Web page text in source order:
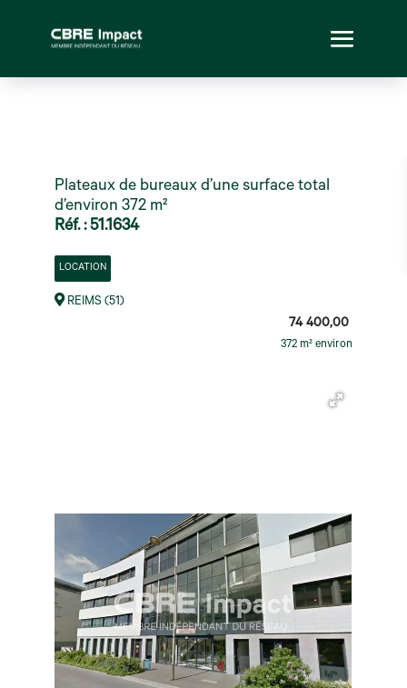
Plateaux de bureaux d’une surface total
d’environ 372 m²
Réf. : 51.1634
LOCATION
REIMS (51)
74 400,00
372 m² environ